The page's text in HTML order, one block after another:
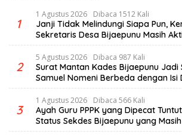
1
1 Agustus 2026 Dibaca 1512 Kali
Janji Tidak Melindungi Siapa Pun,
Sekretaris Desa Bijaepunu Masih
penjelasan Ketua Komisi I DPRD TTS.
2
5 Agustus 2026 Dibaca 987 Kali
Surat Mantan Kades Bijaepunu
Samuel Nomeni Berbeda dengan Isi
Beredar
3
1 Agustus 2026 Dibaca 566 Kali
Ayah Guru PPPK yang Dipecat
Status Sekdes Bijaepunu yang